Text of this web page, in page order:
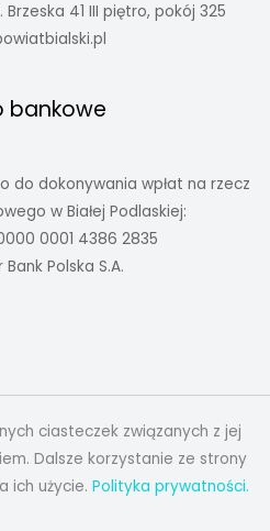
Brzeska 41 III piętro, pokój 325
bankowe
do dokonywania wpłat na rzecz
w Białej Podlaskiej:
0001 4386 2835
Polska S.A.
ciasteczek związanych z jej
Dalsze korzystanie ze strony
ich użycie. Polityka prywatności.